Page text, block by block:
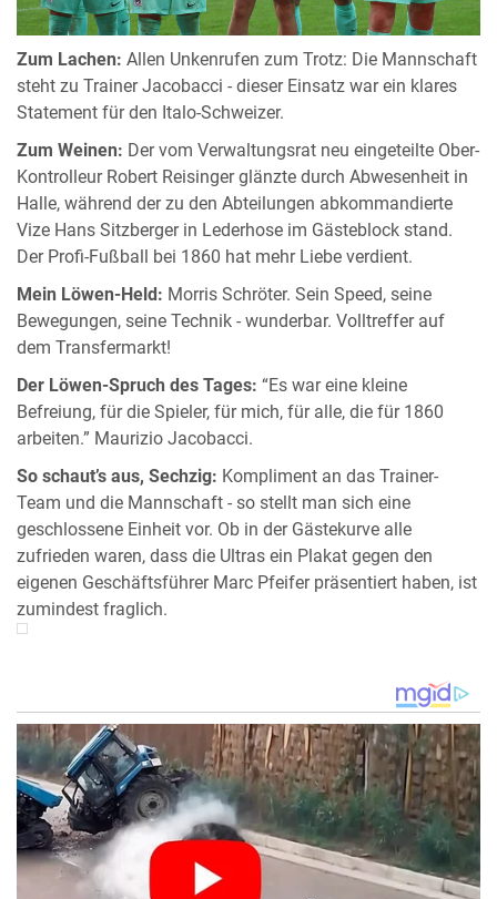
Zum Lachen: Allen Unkenrufen zum Trotz: Die Mannschaft
steht zu Trainer Jacobacci - dieser Einsatz war ein klares
Statement für den Italo-Schweizer.
Zum Weinen: Der vom Verwaltungsrat neu eingeteilte Ober-
Kontrolleur Robert Reisinger glänzte durch Abwesenheit in
Halle, während der zu den Abteilungen abkommandierte
Vize Hans Sitzberger in Lederhose im Gästeblock stand.
Der Profi-Fußball bei 1860 hat mehr Liebe verdient.
Mein Löwen-Held: Morris Schröter. Sein Speed, seine
Bewegungen, seine Technik - wunderbar. Volltreffer auf
dem Transfermarkt!
Der Löwen-Spruch des Tages: “Es war eine kleine
Befreiung, für die Spieler, für mich, für alle, die für 1860
arbeiten.” Maurizio Jacobacci.
So schaut’s aus, Sechzig: Kompliment an das Trainer-
Team und die Mannschaft - so stellt man sich eine
geschlossene Einheit vor. Ob in der Gästekurve alle
zufrieden waren, dass die Ultras ein Plakat gegen den
eigenen Geschäftsführer Marc Pfeifer präsentiert haben, ist
zumindest fraglich.